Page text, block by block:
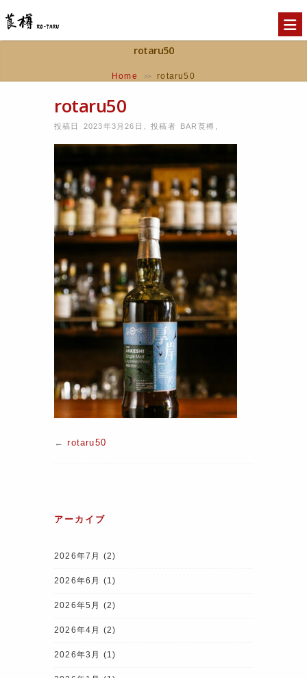
rotaru50
Home >> rotaru50
rotaru50
投稿日 2023年3月26日 ,投稿者 BAR莨樽
←rotaru50
アーカイブ
2026年7月 (2)
2026年6月 (1)
2026年5月 (2)
2026年4月 (2)
2026年3月 (1)